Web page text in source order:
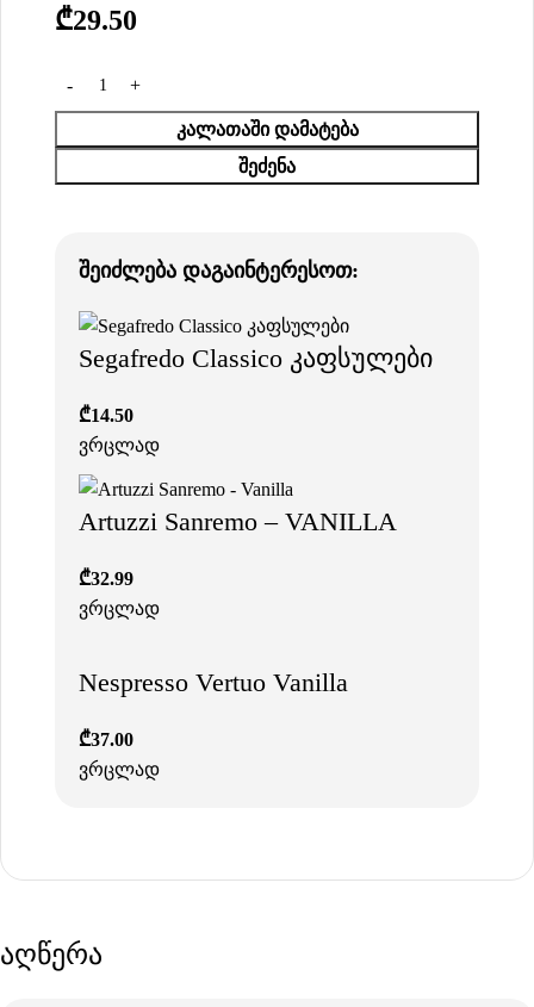
₾29.50
ᲙᲐᲚᲐᲗᲐᲨᲘ ᲓᲐᲛᲐᲢᲔᲑᲐ
ᲨᲔᲫᲔᲜᲐ
შეიძლება დაგაინტერესოთ:
Segafredo Classico კაფსულები
₾14.50
ვრცლად
Artuzzi Sanremo – VANILLA
₾32.99
ვრცლად
Nespresso Vertuo Vanilla
₾37.00
ვრცლად
აღწერა